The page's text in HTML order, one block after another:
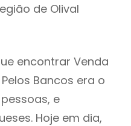
de Olival
encontrar Venda
Bancos era o
e
Hoje em dia,